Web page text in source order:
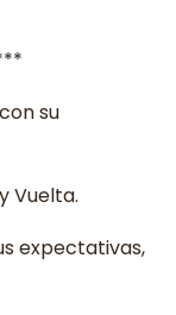
su
Vuelta.
expectativas,